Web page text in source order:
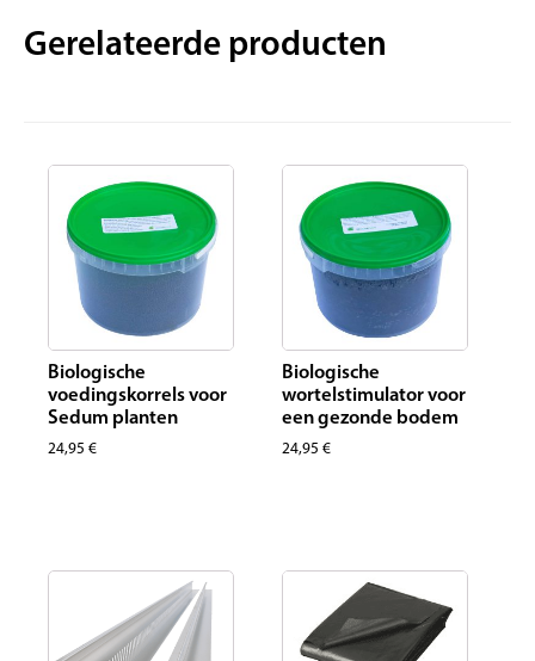
Gerelateerde producten
Biologische
voedingskorrels voor
Sedum planten
24,95 €
Biologische
wortelstimulator voor
een gezonde bodem
24,95 €